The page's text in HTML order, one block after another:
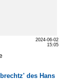
2024-06-02
15:05
des Hans